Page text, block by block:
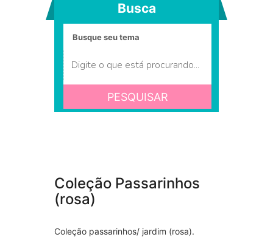
Busca
PESQUISAR
Coleção Passarinhos
(rosa)
Coleção passarinhos/ jardim (rosa).